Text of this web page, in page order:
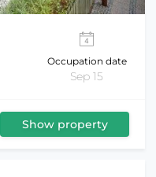
Occupation date
Sep 15
Show property